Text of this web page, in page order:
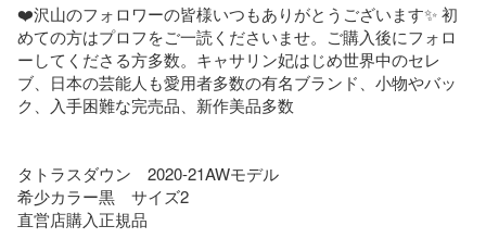
❤️沢山のフォロワーの皆様いつもありがとうございます✨ 初
めての方はプロフをご一読くださいませ。ご購入後にフォロ
ーしてくださる方多数。キャサリン妃はじめ世界中のセレ
ブ、日本の芸能人も愛用者多数の有名ブランド、小物やバッ
ク、入手困難な完売品、新作美品多数
タトラスダウン　2020-21AWモデル
希少カラー黒　サイズ2
直営店購入正規品